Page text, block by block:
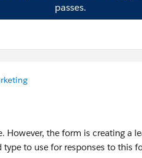
passes.
However, the form is creating a
to use for responses to this